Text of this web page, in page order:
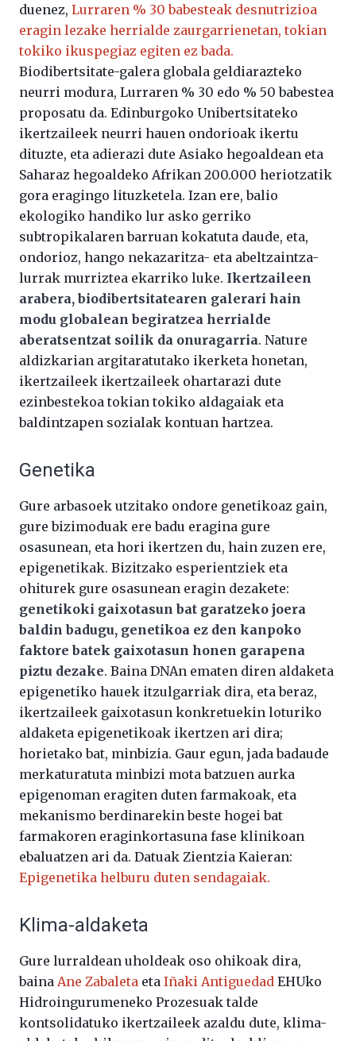
duenez, Lurraren % 30 babesteak desnutrizioa
eragin lezake herrialde zaurgarrienetan, tokian
tokiko ikuspegiaz egiten ez bada.
Biodibertsitate-galera globala geldiarazteko
neurri modura, Lurraren % 30 edo % 50 babestea
proposatu da. Edinburgoko Unibertsitateko
ikertzaileek neurri hauen ondorioak ikertu
dituzte, eta adierazi dute Asiako hegoaldean eta
Saharaz hegoaldeko Afrikan 200.000 heriotzatik
gora eragingo lituzketela. Izan ere, balio
ekologiko handiko lur asko gerriko
subtropikalaren barruan kokatuta daude, eta,
ondorioz, hango nekazaritza- eta abeltzaintza-
lurrak murriztea ekarriko luke. Ikertzaileen
arabera, biodibertsitatearen galerari hain
modu globalean begiratzea herrialde
aberatsentzat soilik da onuragarria. Nature
aldizkarian argitaratutako ikerketa honetan,
ikertzaileek ikertzaileek ohartarazi dute
ezinbestekoa tokian tokiko aldagaiak eta
baldintzapen sozialak kontuan hartzea.
Genetika
Gure arbasoek utzitako ondore genetikoaz gain,
gure bizimoduak ere badu eragina gure
osasunean, eta hori ikertzen du, hain zuzen ere,
epigenetikak. Bizitzako esperientziek eta
ohiturek gure osasunean eragin dezakete:
genetikoki gaixotasun bat garatzeko joera
baldin badugu, genetikoa ez den kanpoko
faktore batek gaixotasun honen garapena
piztu dezake. Baina DNAn ematen diren aldaketa
epigenetiko hauek itzulgarriak dira, eta beraz,
ikertzaileek gaixotasun konkretuekin loturiko
aldaketa epigenetikoak ikertzen ari dira;
horietako bat, minbizia. Gaur egun, jada badaude
merkaturatuta minbizi mota batzuen aurka
epigenoman eragiten duten farmakoak, eta
mekanismo berdinarekin beste hogei bat
farmakoren eraginkortasuna fase klinikoan
ebaluatzen ari da. Datuak Zientzia Kaieran:
Epigenetika helburu duten sendagaiak.
Klima-aldaketa
Gure lurraldean uholdeak oso ohikoak dira,
baina Ane Zabaleta eta Iñaki Antiguedad EHUko
Hidroingurumeneko Prozesuak talde
kontsolidatuko ikertzaileek azaldu dute, klima-